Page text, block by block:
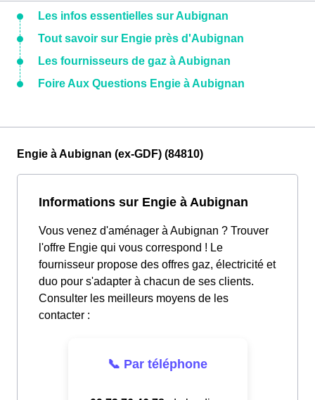
Les infos essentielles sur Aubignan
Tout savoir sur Engie près d'Aubignan
Les fournisseurs de gaz à Aubignan
Foire Aux Questions Engie à Aubignan
Engie à Aubignan (ex-GDF) (84810)
Informations sur Engie à Aubignan
Vous venez d'aménager à Aubignan ? Trouver
l'offre Engie qui vous correspond ! Le
fournisseur propose des offres gaz, électricité et
duo pour s'adapter à chacun de ses clients.
Consulter les meilleurs moyens de les
contacter :
📞 Par téléphone